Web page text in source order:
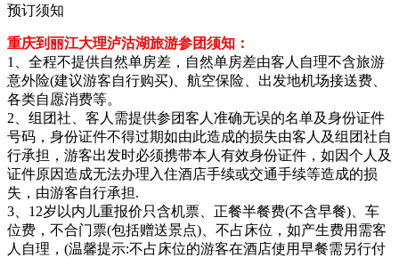
预订须知
重庆到丽江大理泸沽湖旅游参团须知：
1、全程不提供自然单房差，自然单房差由客人自理不含旅游
意外险(建议游客自行购买)、航空保险、出发地机场接送费、
各类自愿消费等。
2、组团社、客人需提供参团客人准确无误的名单及身份证件
号码，身份证件不得过期如由此造成的损失由客人及组团社自
行承担，游客出发时必须携带本人有效身份证件，如因个人及
证件原因造成无法办理入住酒店手续或交通手续等造成的损
失，由游客自行承担.
3、12岁以内儿重报价只含机票、正餐半餐费(不含早餐)、车
位费，不合门票(包括赠送景点)、不占床位，如产生费用需客
人自理，(温馨提示:不占床位的游客在酒店使用早餐需另行付